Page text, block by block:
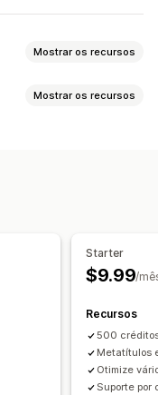
Mostrar os recursos
Mostrar os recursos
Starter
$9.99/
Recursos
500
Metatítulos
Otimize
Suporte por